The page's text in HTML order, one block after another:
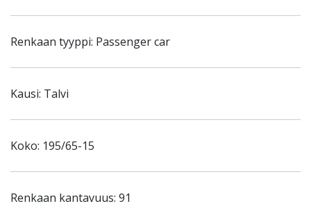
Renkaan tyyppi: Passenger car
Kausi: Talvi
Koko: 195/65-15
Renkaan kantavuus: 91